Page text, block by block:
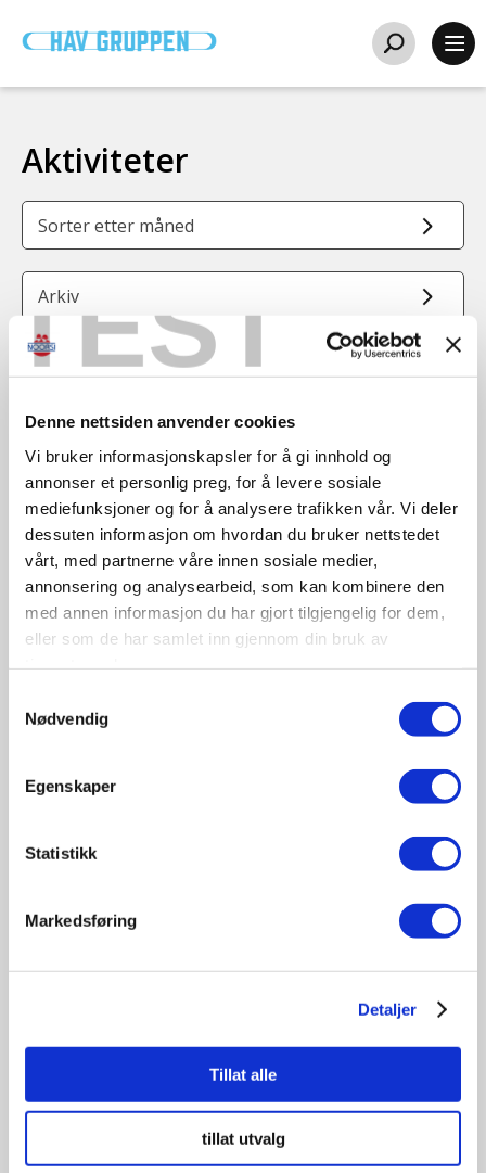
TEST
Denne nettsiden anvender cookies
Vi bruker informasjonskapsler for å gi innhold og
annonser et personlig preg, for å levere sosiale
mediefunksjoner og for å analysere trafikken vår. Vi deler
dessuten informasjon om hvordan du bruker nettstedet
vårt, med partnerne våre innen sosiale medier,
annonsering og analysearbeid, som kan kombinere den
med annen informasjon du har gjort tilgjengelig for dem,
eller som de har samlet inn gjennom din bruk av
Nødvendig
Egenskaper
Statistikk
Markedsføring
Detaljer
Tillat alle
tillat utvalg
Aktiviteter
Sorter etter måned
Arkiv
November
19
november
11:30 - 17:00
Fagsamling hav 2026
Sted:Quality Hotel Ålesund | Sorenskriver Bulls gate 7
- 6002, Ålesund, Norge
Havbruk sjøfart offshore